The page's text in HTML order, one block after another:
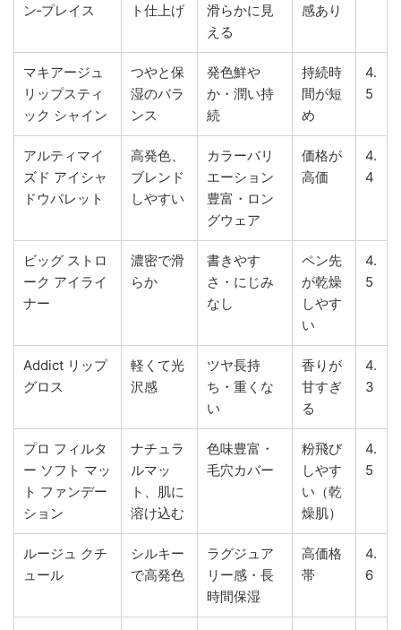
ン‑プレイス
ト仕上げ
滑らかに見
える
感あり
マキアージュ
リップスティ
ック シャイン
つやと保
湿のバラ
ンス
発色鮮や
か・潤い持
続
持続時
間が短
め
4.
5
アルティマイ
ズド アイシャ
ドウパレット
高発色、
ブレンド
しやすい
カラーバリ
エーション
豊富・ロン
グウェア
価格が
高価
4.
4
ビッグ ストロ
ーク アイライ
ナー
濃密で滑
らか
書きやす
さ・にじみ
なし
ペン先
が乾燥
しやす
い
4.
5
Addict リップ
グロス
軽くて光
沢感
ツヤ長持
ち・重くな
い
香りが
甘すぎ
る
4.
3
プロ フィルタ
ー ソフト マッ
ト ファンデー
ション
ナチュラ
ルマッ
ト、肌に
溶け込む
色味豊富・
毛穴カバー
粉飛び
しやす
い（乾
燥肌）
4.
5
ルージュ クチ
ュール
シルキー
で高発色
ラグジュア
リー感・長
時間保湿
高価格
帯
4.
6